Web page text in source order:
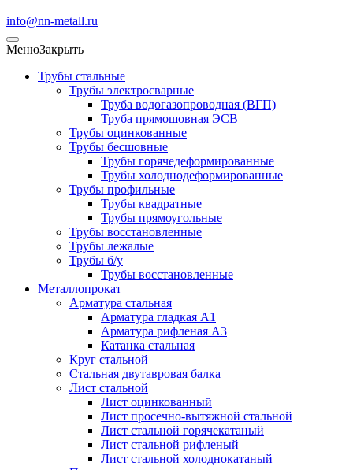
info@nn-metall.ru
МенюЗакрыть
Трубы стальные
Трубы электросварные
Труба водогазопроводная (ВГП)
Труба прямошовная ЭСВ
Трубы оцинкованные
Трубы бесшовные
Трубы горячедеформированные
Трубы холоднодеформированные
Трубы профильные
Трубы квадратные
Трубы прямоугольные
Трубы восстановленные
Трубы лежалые
Трубы б/у
Трубы восстановленные
Металлопрокат
Арматура стальная
Арматура гладкая А1
Арматура рифленая А3
Катанка стальная
Круг стальной
Стальная двутавровая балка
Лист стальной
Лист оцинкованный
Лист просечно-вытяжной стальной
Лист стальной горячекатаный
Лист стальной рифленый
Лист стальной холоднокатаный